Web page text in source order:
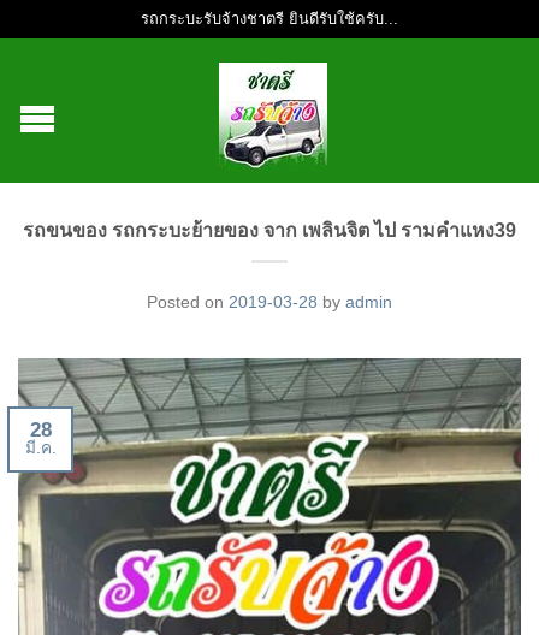
รถกระบะรับจ้างชาตรี ยินดีรับใช้ครับ...
รถขนของ รถกระบะย้ายของ จาก เพลินจิต ไป รามคำแหง39
Posted on 2019-03-28 by admin
28
มี.ค.